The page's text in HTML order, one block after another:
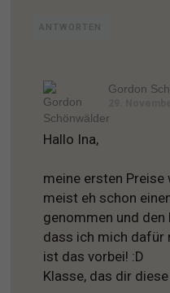
ANTWORTEN
Gordon
Hallo Ina,
meine ersten Preise
meist eh schon
genommen und
dass ich mich
ist das vorbei! :D
Klasse, das dir